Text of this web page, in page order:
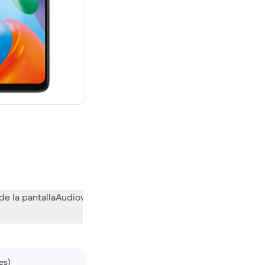
vale 499,00 €
la pantallaAudiovisual